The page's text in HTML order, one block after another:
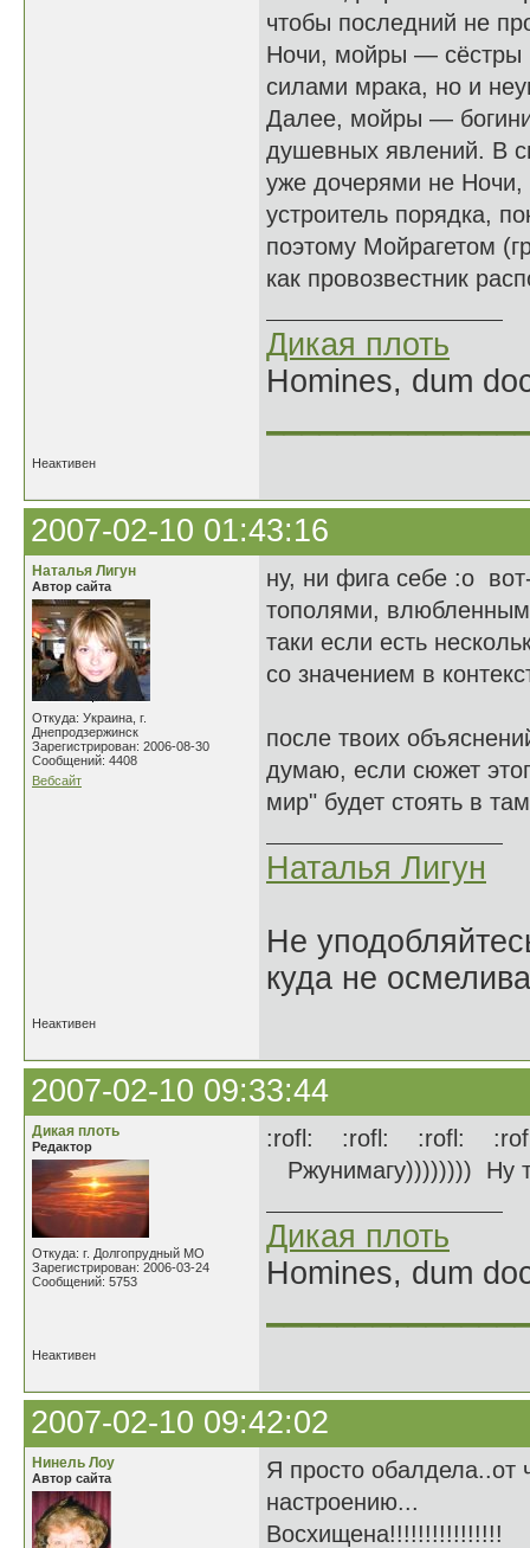
чтобы последний не
Ночи, мойры — сёстры
силами мрака, но и
Далее, мойры —
душевных явлений. В
уже дочерями не
устроитель порядка,
поэтому Мойрагетом
как провозвестник
Дикая плоть
Homines, dum
Неактивен
2007-02-10 01:43:16
Наталья Лигун
Автор сайта
Откуда: Украина, г.
Днепродзержинск
Зарегистрирован: 2006-08-30
Сообщений: 4408
Вебсайт
ну, ни фига себе :o
тополями,
таки если есть
со значением в
после твоих
думаю, если сюжет
мир" будет стоять в
Наталья Лигун
Не
куда не
Неактивен
2007-02-10 09:33:44
Дикая плоть
Редактор
Откуда: г. Долгопрудный МО
Зарегистрирован: 2006-03-24
Сообщений: 5753
:rofl: :rofl: :rofl:
Ржунимагу)))))))) Ну
Дикая плоть
Homines, dum
Неактивен
2007-02-10 09:42:02
Нинель Лоу
Автор сайта
Я просто обалдела..от
настроению...
Восхищена!!!!!!!!!!!!!!!!